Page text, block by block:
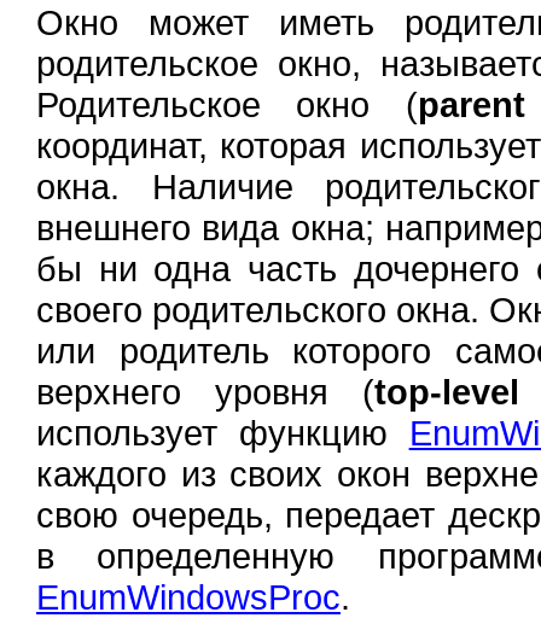
Окно может иметь
родительское окно,
Родительское окно (
координат, которая
окна. Наличие
внешнего вида окна;
бы ни одна часть дочернего
своего родительского окна.
или родитель которого
верхнего уровня (top-
использует функцию
каждого из своих окон
свою очередь, передает
в определенную
EnumWindowsProc.